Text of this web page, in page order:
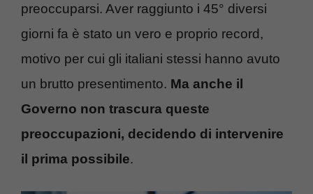
preoccuparsi. Aver raggiunto i 45° diversi
giorni fa è stato un vero e proprio record,
motivo per cui gli italiani stessi hanno avuto
un brutto presentimento. Ma anche il
Governo non trascura queste
preoccupazioni, decidendo di intervenire
il prima possibile.